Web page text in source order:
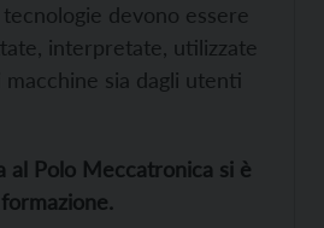
devono essere
interpretate, utilizzate
sia dagli utenti
al Polo Meccatronica si è